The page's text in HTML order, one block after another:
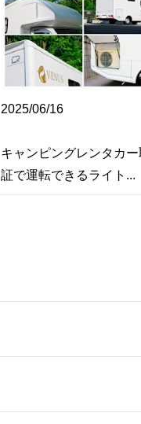
2025/06/16
キャンピングレンタカ
証で運転できるライト...